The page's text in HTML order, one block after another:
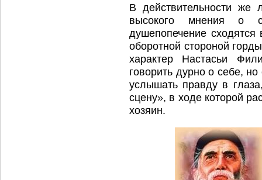
В действительности же
высокого мнения о
душепопечение сходятся
оборотной стороной
характер Настасьи
говорить дурно о себе,
услышать правду в
сцену», в ходе которой
хозяин.